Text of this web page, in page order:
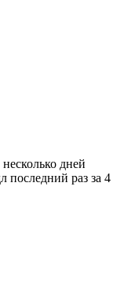
дней
последний раз за 4